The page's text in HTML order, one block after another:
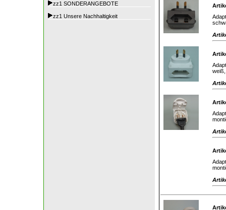
zz1 SONDERANGEBOTE
zz1 Unsere Nachhaltigkeit